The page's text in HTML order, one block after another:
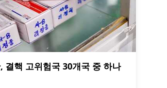
결핵 고위험국 30개국 중 하나